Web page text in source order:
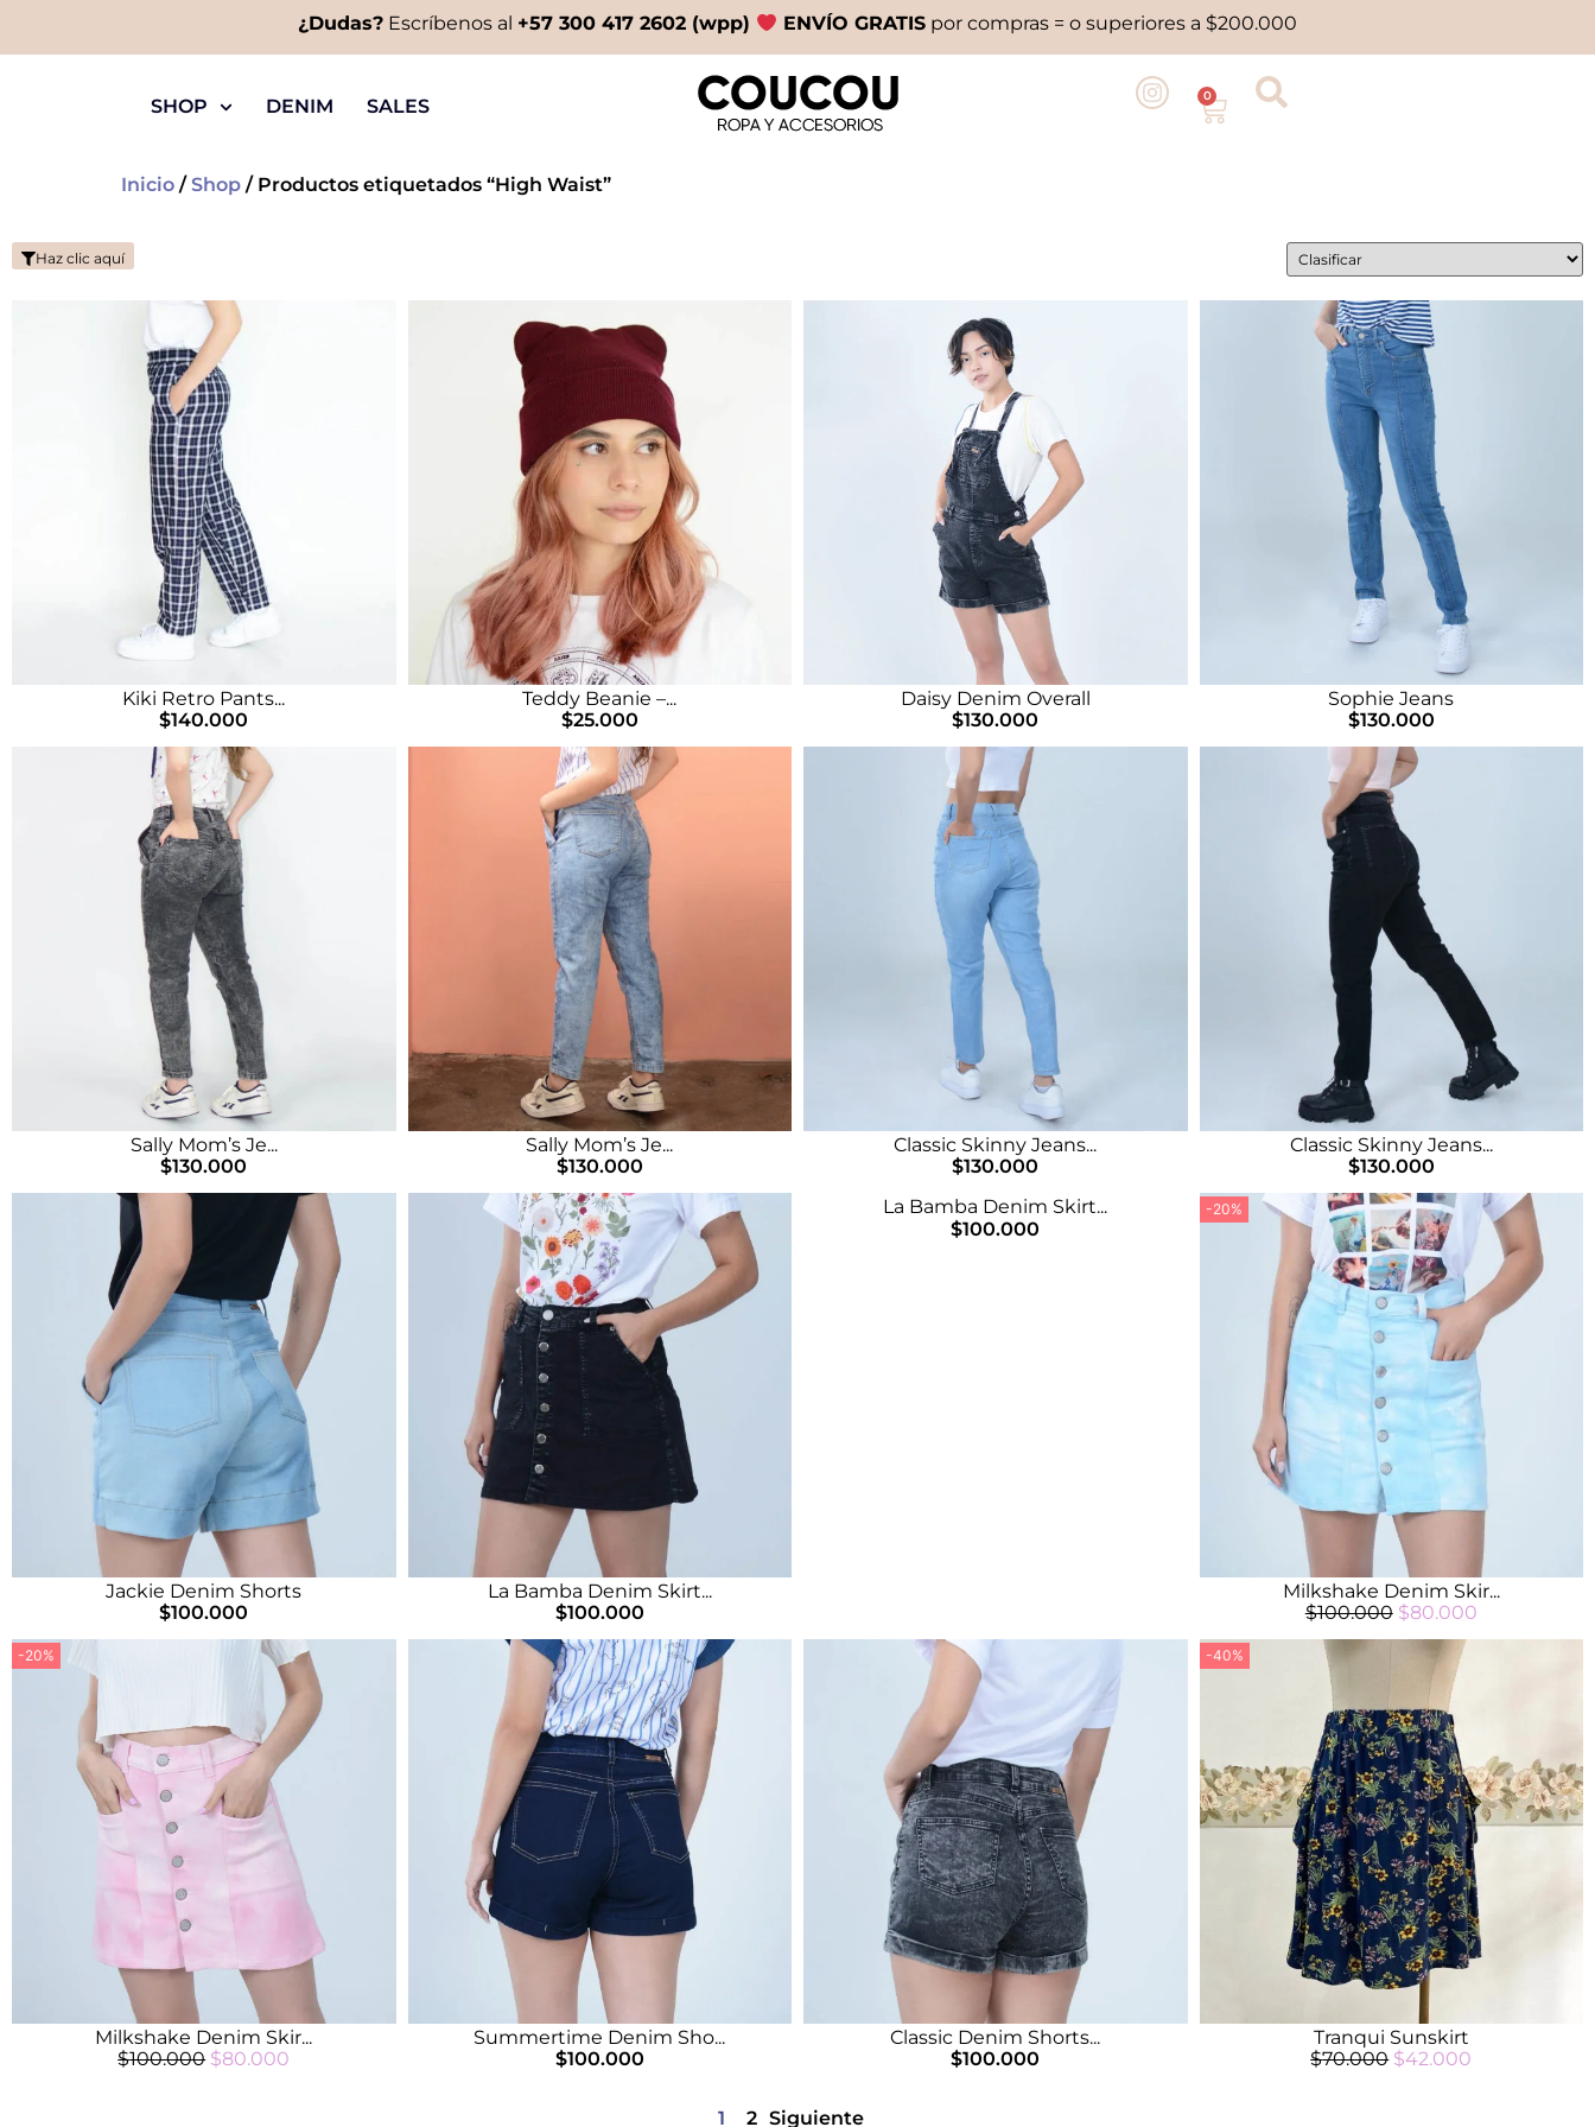
¿Dudas?Escríbenos al +57 300 417 2602 (wpp) ENVÍO GRATIS por compras = o superiores a $200.000
SHOP DENIM SALES 0
Inicio / Shop / Productos etiquetados “High Waist”
Haz clic aquí
Kiki Retro Pants...
$140.000
Teddy Beanie –...
$25.000
Daisy Denim Overall
$130.000
Sophie Jeans
$130.000
Sally Mom’s Je...
$130.000
Sally Mom’s Je...
$130.000
Classic Skinny Jeans...
$130.000
Classic Skinny Jeans...
$130.000
Jackie Denim Shorts
$100.000
La Bamba Denim Skirt...
$100.000
La Bamba Denim Skirt...
$100.000
-20%
Milkshake Denim Skir...
$100.000 $80.000
-20%
Milkshake Denim Skir...
$100.000 $80.000
Summertime Denim Sho...
$100.000
Classic Denim Shorts...
$100.000
-40%
Tranqui Sunskirt
$70.000 $42.000
1 2 Siguiente